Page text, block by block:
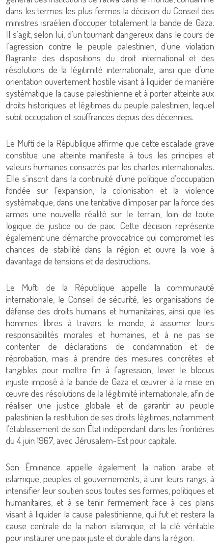
dans les termes les plus fermes la décision du Conseil des
ministres israélien d’occuper totalement la bande de Gaza.
Il s’agit, selon lui, d’un tournant dangereux dans le cours de
l’agression contre le peuple palestinien, d’une violation
flagrante des dispositions du droit international et des
résolutions de la légitimité internationale, ainsi que d’une
orientation ouvertement hostile visant à liquider de manière
systématique la cause palestinienne et à porter atteinte aux
droits historiques et légitimes du peuple palestinien, lequel
subit occupation et souffrances depuis des décennies.
Le Mufti de la République affirme que cette escalade grave
constitue une atteinte manifeste à tous les principes et
valeurs humaines consacrés par les chartes internationales.
Elle s’inscrit dans la continuité d’une politique d’occupation
fondée sur l’expansion, la colonisation et la violence
systématique, dans une tentative d’imposer par la force des
armes une nouvelle réalité sur le terrain, loin de toute
logique de justice ou de paix. Cette décision représente
également une démarche provocatrice qui compromet les
chances de stabilité dans la région et ouvre la voie à
davantage de tensions et de destructions.
Le Mufti de la République appelle la communauté
internationale, le Conseil de sécurité, les organisations de
défense des droits humains et humanitaires, ainsi que les
hommes libres à travers le monde, à assumer leurs
responsabilités morales et humaines, et à ne pas se
contenter de déclarations de condamnation et de
réprobation, mais à prendre des mesures concrètes et
tangibles pour mettre fin à l’agression, lever le blocus
injuste imposé à la bande de Gaza et œuvrer à la mise en
œuvre des résolutions de la légitimité internationale, afin de
réaliser une justice globale et de garantir au peuple
palestinien la restitution de ses droits légitimes, notamment
l’établissement de son État indépendant dans les frontières
du 4 juin 1967, avec Jérusalem-Est pour capitale.
Son Éminence appelle également la nation arabe et
islamique, peuples et gouvernements, à unir leurs rangs, à
intensifier leur soutien sous toutes ses formes, politiques et
humanitaires, et à se tenir fermement face à ces plans
visant à liquider la cause palestinienne, qui fut et restera la
cause centrale de la nation islamique, et la clé véritable
pour instaurer une paix juste et durable dans la région.